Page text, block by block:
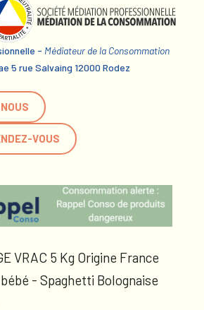
- Médiateur de la Consommation
5 rue Salvaing 12000 Rodez
VOUS
VRAC 5 Kg Origine France
- Spaghetti Bolognaise